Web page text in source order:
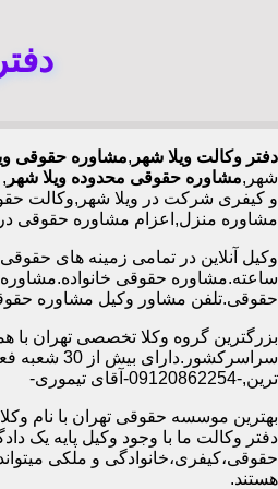
دفتر وکالت ویلا شهر ,مشاوره حقوقی
شهر,مشاوره حقوقی محدوده ویلا شهر ,
و کیفری شرکت در ویلا شهر,وکالت
مشاوره منزل,اعزام مشاوره حقوقی
ساعته.مشاوره حقوقی
حقوقی.تلفن مشاور وکیل مشاوره
ترین,-09120862254-آقای تیموری-
بهترین موسسه حقوقی تهران با نام
دفتر وکالت ما با وجود وکیل پایه یک
حقوقی،کیفری،خانوادگی و ملکی
هستند.